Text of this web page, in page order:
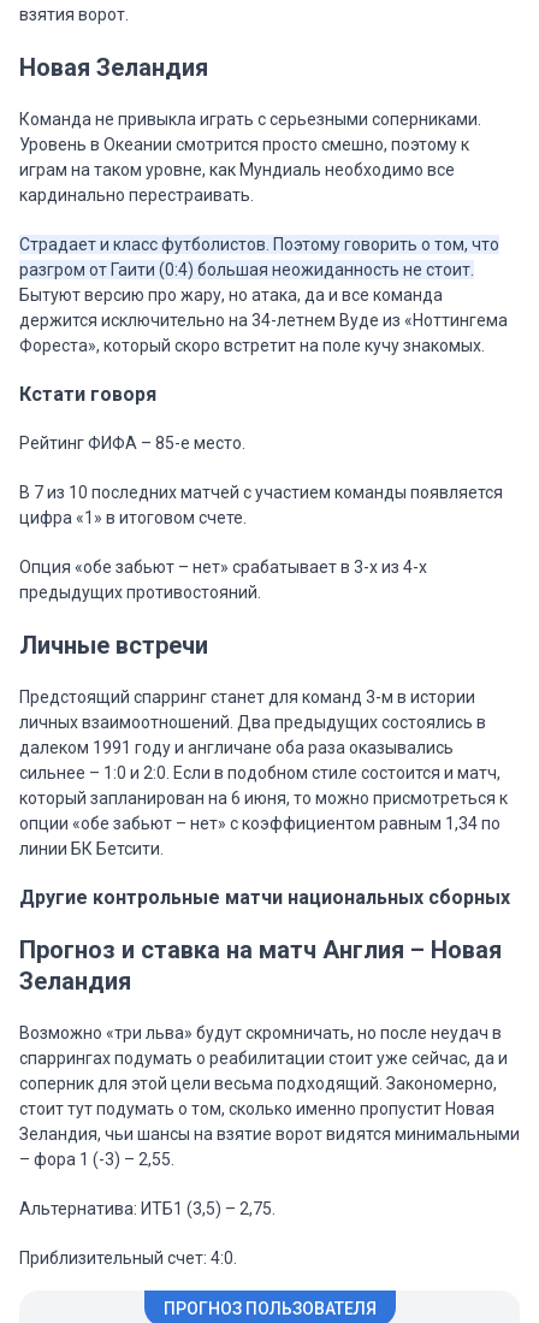
взятия ворот.
Новая Зеландия
Команда не привыкла играть с серьезными соперниками.
Уровень в Океании смотрится просто смешно, поэтому к
играм на таком уровне, как Мундиаль необходимо все
кардинально перестраивать.
Страдает и класс футболистов. Поэтому говорить о том, что
разгром от Гаити (0:4) большая неожиданность не стоит.
Бытуют версию про жару, но атака, да и все команда
держится исключительно на 34-летнем Вуде из «Ноттингема
Фореста», который скоро встретит на поле кучу знакомых.
Кстати говоря
Рейтинг ФИФА – 85-е место.
В 7 из 10 последних матчей с участием команды появляется
цифра «1» в итоговом счете.
Опция «обе забьют – нет» срабатывает в 3-х из 4-х
предыдущих противостояний.
Личные встречи
Предстоящий спарринг станет для команд 3-м в истории
личных взаимоотношений. Два предыдущих состоялись в
далеком 1991 году и англичане оба раза оказывались
сильнее – 1:0 и 2:0. Если в подобном стиле состоится и матч,
который запланирован на 6 июня, то можно присмотреться к
опции «обе забьют – нет» с коэффициентом равным 1,34 по
линии БК Бетсити.
Другие контрольные матчи национальных сборных
Прогноз и ставка на матч Англия – Новая
Зеландия
Возможно «три льва» будут скромничать, но после неудач в
спаррингах подумать о реабилитации стоит уже сейчас, да и
соперник для этой цели весьма подходящий. Закономерно,
стоит тут подумать о том, сколько именно пропустит Новая
Зеландия, чьи шансы на взятие ворот видятся минимальными
– фора 1 (-3) – 2,55.
Альтернатива: ИТБ1 (3,5) – 2,75.
Приблизительный счет: 4:0.
ПРОГНОЗ ПОЛЬЗОВАТЕЛЯ